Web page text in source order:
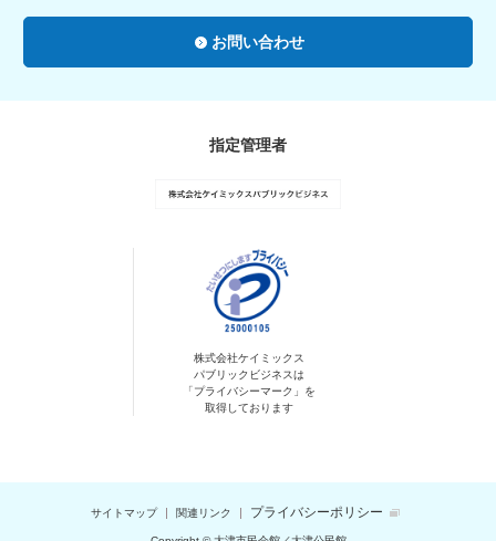
お問い合わせ
指定管理者
株式会社ケイミックス
パブリックビジネスは
「プライバシーマーク」を
取得しております
サイトマップ 関連リンク プライバシーポリシー